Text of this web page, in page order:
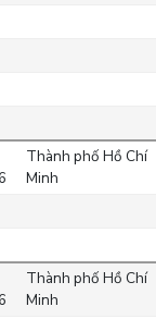
Thành phố Hồ Chí
Minh
Thành phố Hồ Chí
Minh